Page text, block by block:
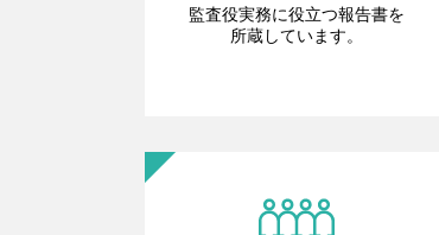
監査役実務に役立つ報告書を
所蔵しています。